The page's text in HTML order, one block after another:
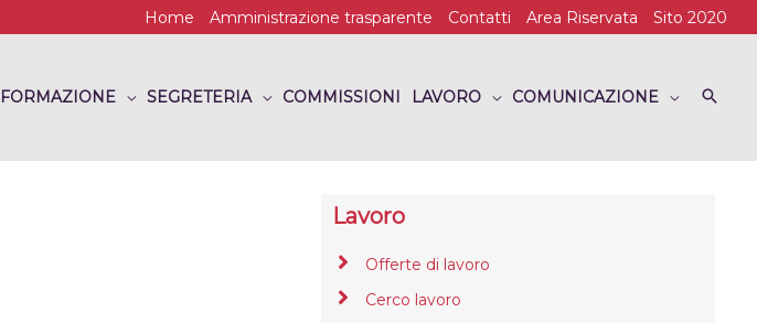
Home Amministrazione trasparente Contatti Area Riservata Sito 2020
FORMAZIONE SEGRETERIA COMMISSIONI LAVORO COMUNICAZIONE
Lavoro
Offerte di lavoro
Cerco lavoro